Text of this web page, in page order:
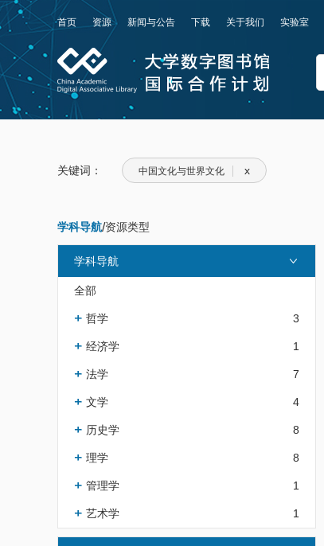
首页 资源 新闻与公告 下载 关于我们 实验室
关键词： 中国文化与世界文化 x
学科导航/资源类型
学科导航
全部
哲学 3
经济学 1
法学 7
文学 4
历史学 8
理学 8
管理学 1
艺术学 1